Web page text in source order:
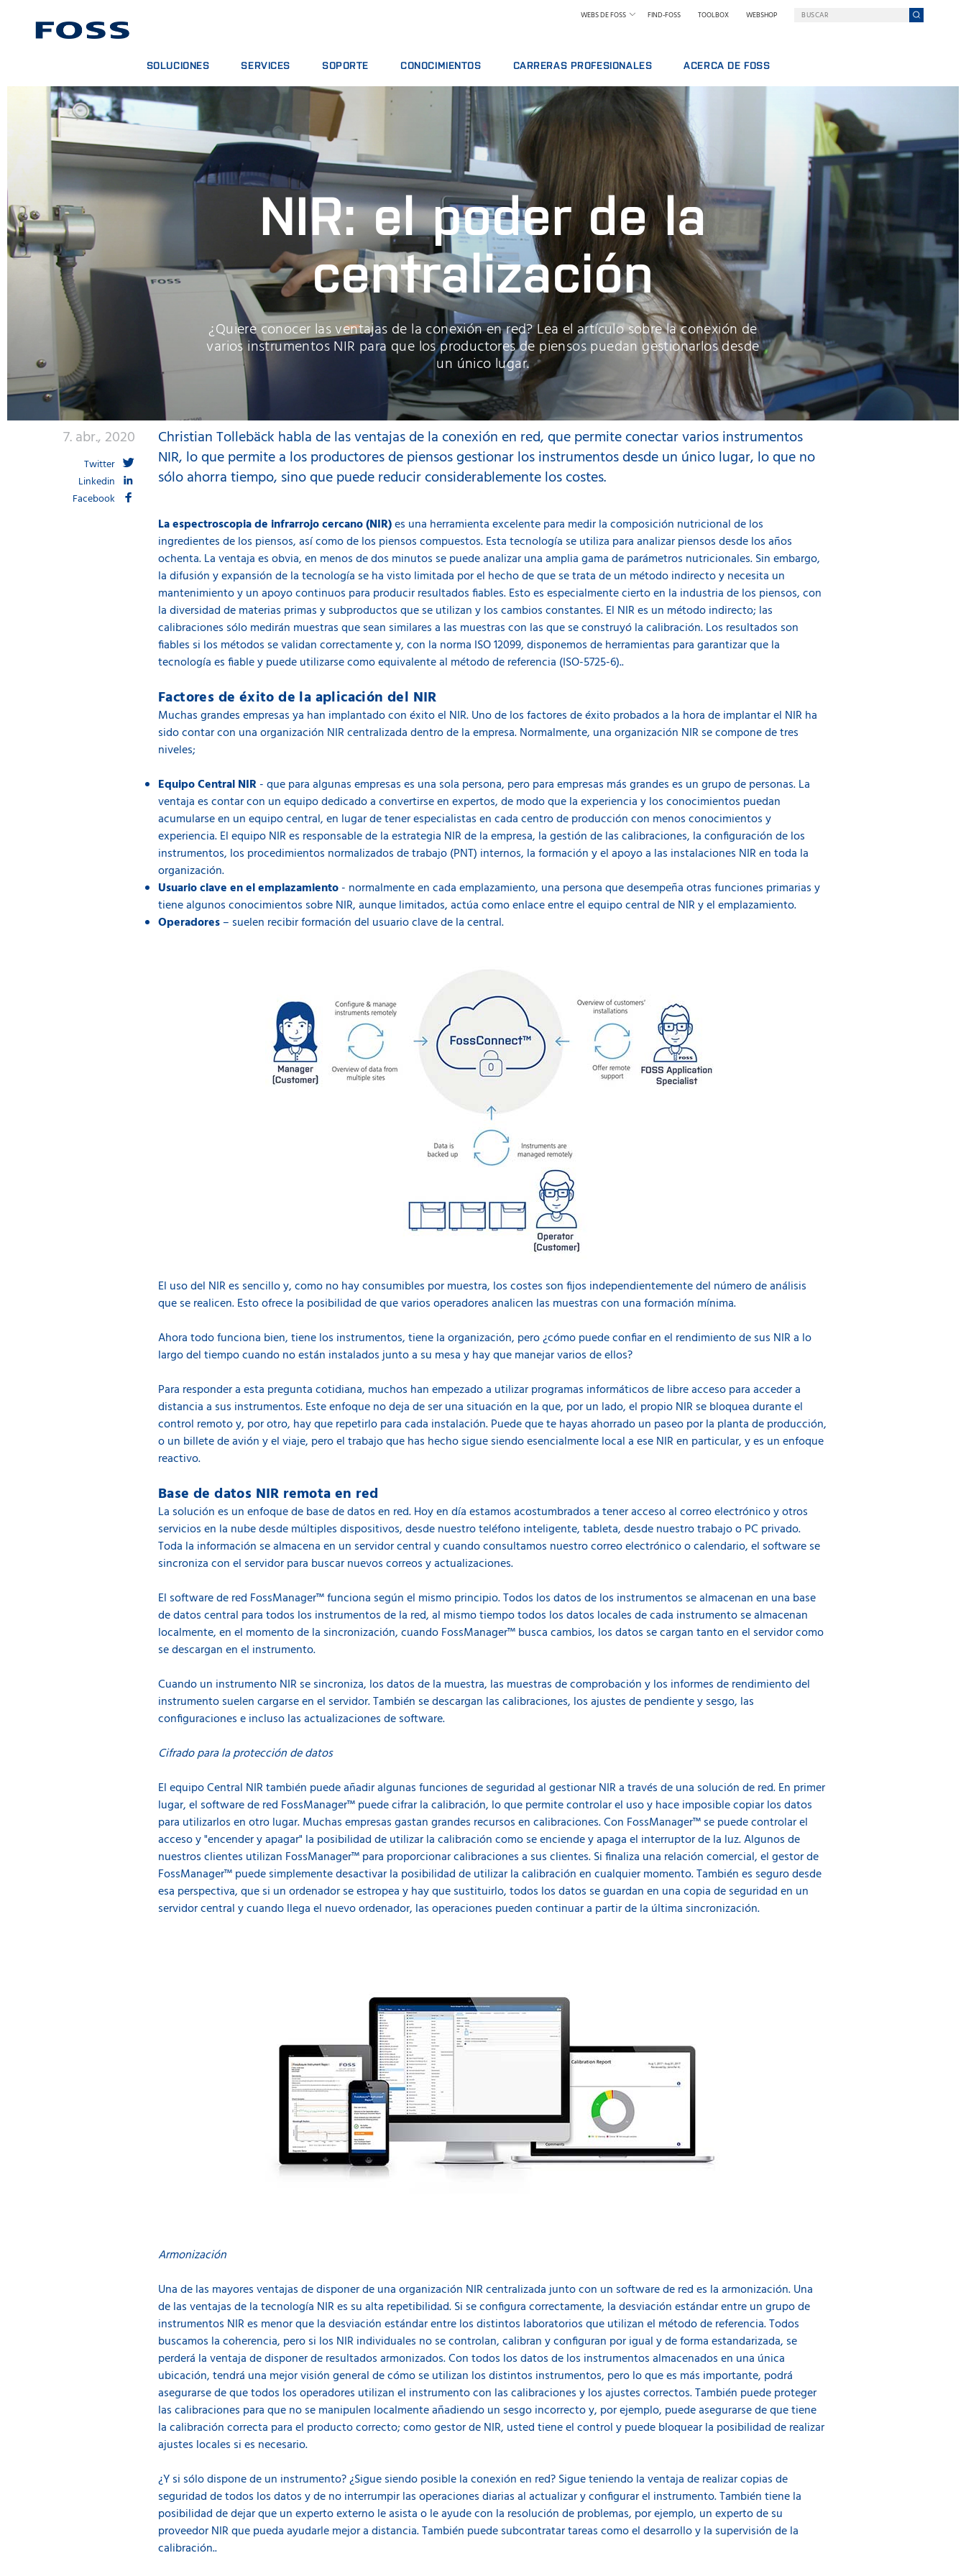
WEBS DE FOSS FIND-FOSS TOOLBOX WEBSHOP
SOLUCIONES
BUSCADOR DE PRODUCTOS
SERVICES
CONTRATOS DE SERVICIO
PAQUETES DE ANÁLISIS
CURSOS DE FORMACIÓN
SERVICIOS DIGITALES
CONSUMPIBLES, REACTIVOS Y PIEZAS DE RECAMBIO
SOPORTE
OFERTAS DE SERVICIO
INFORMAR DE INCIDENTE
CONTACTE CON EL SERVICIO DE SOPORTE
COMENTARIOS Y QUEJAS
CURSOS FORMATIVOS
CERTIFICADOS
CONOCIMIENTOS
PIENSOS Y FORRAJE
GRANO, HARINAS Y ACEITES
CARNE
ANÁLISIS DE LECHE CRUDA
VINO
CARRERAS PROFESIONALES
POR QUÉ TRABAJAR EN FOSS
ENCONTRAR UN PUESTO DE TRABAJO
CONOZCA A NUESTRO PERSONAL
CIENCIA Y TECNOLOGÍA
ESTUDIANTES
ACERCA DE FOSS
SOSTENIBILIDAD
PREMIOS NILS FOSS
FERIAS Y SEMINARIOS
NOTICIAS
PRENSA
POR QUÉ FOSS
TÉRMINOS Y POLÍTICAS
NIR: el poder de la
centralización
¿Quiere conocer las ventajas de la conexión en red? Lea el artículo sobre la conexión de
varios instrumentos NIR para que los productores de piensos puedan gestionarlos desde
un único lugar.
7. abr., 2020
Twitter
Linkedin
Facebook
Christian Tollebäck habla de las ventajas de la conexión en red, que permite conectar varios instrumentos
NIR, lo que permite a los productores de piensos gestionar los instrumentos desde un único lugar, lo que no
sólo ahorra tiempo, sino que puede reducir considerablemente los costes.
La espectroscopia de infrarrojo cercano (NIR)es una herramienta excelente para medir la composición nutricional de los
ingredientes de los piensos, así como de los piensos compuestos. Esta tecnología se utiliza para analizar piensos desde los años
ochenta. La ventaja es obvia, en menos de dos minutos se puede analizar una amplia gama de parámetros nutricionales. Sin embargo,
la difusión y expansión de la tecnología se ha visto limitada por el hecho de que se trata de un método indirecto y necesita un
mantenimiento y un apoyo continuos para producir resultados fiables. Esto es especialmente cierto en la industria de los piensos, con
la diversidad de materias primas y subproductos que se utilizan y los cambios constantes. El NIR es un método indirecto; las
calibraciones sólo medirán muestras que sean similares a las muestras con las que se construyó la calibración. Los resultados son
fiables si los métodos se validan correctamente y, con la norma ISO 12099, disponemos de herramientas para garantizar que la
tecnología es fiable y puede utilizarse como equivalente al método de referencia (ISO-5725-6)..
Factores de éxito de la aplicación del NIR
Muchas grandes empresas ya han implantado con éxito el NIR. Uno de los factores de éxito probados a la hora de implantar el NIR ha
sido contar con una organización NIR centralizada dentro de la empresa. Normalmente, una organización NIR se compone de tres
niveles;
Equipo Central NIR- que para algunas empresas es una sola persona, pero para empresas más grandes es un grupo de personas. La
ventaja es contar con un equipo dedicado a convertirse en expertos, de modo que la experiencia y los conocimientos puedan
acumularse en un equipo central, en lugar de tener especialistas en cada centro de producción con menos conocimientos y
experiencia. El equipo NIR es responsable de la estrategia NIR de la empresa, la gestión de las calibraciones, la configuración de los
instrumentos, los procedimientos normalizados de trabajo (PNT) internos, la formación y el apoyo a las instalaciones NIR en toda la
organización.
Usuario clave en el emplazamiento- normalmente en cada emplazamiento, una persona que desempeña otras funciones primarias y
tiene algunos conocimientos sobre NIR, aunque limitados, actúa como enlace entre el equipo central de NIR y el emplazamiento.
Operadores– suelen recibir formación del usuario clave de la central.
El uso del NIR es sencillo y, como no hay consumibles por muestra, los costes son fijos independientemente del número de análisis
que se realicen. Esto ofrece la posibilidad de que varios operadores analicen las muestras con una formación mínima.
Ahora todo funciona bien, tiene los instrumentos, tiene la organización, pero ¿cómo puede confiar en el rendimiento de sus NIR a lo
largo del tiempo cuando no están instalados junto a su mesa y hay que manejar varios de ellos?
Para responder a esta pregunta cotidiana, muchos han empezado a utilizar programas informáticos de libre acceso para acceder a
distancia a sus instrumentos. Este enfoque no deja de ser una situación en la que, por un lado, el propio NIR se bloquea durante el
control remoto y, por otro, hay que repetirlo para cada instalación. Puede que te hayas ahorrado un paseo por la planta de producción,
o un billete de avión y el viaje, pero el trabajo que has hecho sigue siendo esencialmente local a ese NIR en particular, y es un enfoque
reactivo.
Base de datos NIR remota en red
La solución es un enfoque de base de datos en red. Hoy en día estamos acostumbrados a tener acceso al correo electrónico y otros
servicios en la nube desde múltiples dispositivos, desde nuestro teléfono inteligente, tableta, desde nuestro trabajo o PC privado.
Toda la información se almacena en un servidor central y cuando consultamos nuestro correo electrónico o calendario, el software se
sincroniza con el servidor para buscar nuevos correos y actualizaciones.
El software de red FossManager™ funciona según el mismo principio. Todos los datos de los instrumentos se almacenan en una base
de datos central para todos los instrumentos de la red, al mismo tiempo todos los datos locales de cada instrumento se almacenan
localmente, en el momento de la sincronización, cuando FossManager™ busca cambios, los datos se cargan tanto en el servidor como
se descargan en el instrumento.
Cuando un instrumento NIR se sincroniza, los datos de la muestra, las muestras de comprobación y los informes de rendimiento del
instrumento suelen cargarse en el servidor. También se descargan las calibraciones, los ajustes de pendiente y sesgo, las
configuraciones e incluso las actualizaciones de software.
Cifrado para la protección de datos
El equipo Central NIR también puede añadir algunas funciones de seguridad al gestionar NIR a través de una solución de red. En primer
lugar, el software de red FossManager™ puede cifrar la calibración, lo que permite controlar el uso y hace imposible copiar los datos
para utilizarlos en otro lugar. Muchas empresas gastan grandes recursos en calibraciones. Con FossManager™ se puede controlar el
acceso y "encender y apagar" la posibilidad de utilizar la calibración como se enciende y apaga el interruptor de la luz. Algunos de
nuestros clientes utilizan FossManager™ para proporcionar calibraciones a sus clientes. Si finaliza una relación comercial, el gestor de
FossManager™ puede simplemente desactivar la posibilidad de utilizar la calibración en cualquier momento. También es seguro desde
esa perspectiva, que si un ordenador se estropea y hay que sustituirlo, todos los datos se guardan en una copia de seguridad en un
servidor central y cuando llega el nuevo ordenador, las operaciones pueden continuar a partir de la última sincronización.
Armonización
Una de las mayores ventajas de disponer de una organización NIR centralizada junto con un software de red es la armonización. Una
de las ventajas de la tecnología NIR es su alta repetibilidad. Si se configura correctamente, la desviación estándar entre un grupo de
instrumentos NIR es menor que la desviación estándar entre los distintos laboratorios que utilizan el método de referencia. Todos
buscamos la coherencia, pero si los NIR individuales no se controlan, calibran y configuran por igual y de forma estandarizada, se
perderá la ventaja de disponer de resultados armonizados. Con todos los datos de los instrumentos almacenados en una única
ubicación, tendrá una mejor visión general de cómo se utilizan los distintos instrumentos, pero lo que es más importante, podrá
asegurarse de que todos los operadores utilizan el instrumento con las calibraciones y los ajustes correctos. También puede proteger
las calibraciones para que no se manipulen localmente añadiendo un sesgo incorrecto y, por ejemplo, puede asegurarse de que tiene
la calibración correcta para el producto correcto; como gestor de NIR, usted tiene el control y puede bloquear la posibilidad de realizar
ajustes locales si es necesario.
¿Y si sólo dispone de un instrumento? ¿Sigue siendo posible la conexión en red? Sigue teniendo la ventaja de realizar copias de
seguridad de todos los datos y de no interrumpir las operaciones diarias al actualizar y configurar el instrumento. También tiene la
posibilidad de dejar que un experto externo le asista o le ayude con la resolución de problemas, por ejemplo, un experto de su
proveedor NIR que pueda ayudarle mejor a distancia. También puede subcontratar tareas como el desarrollo y la supervisión de la
calibración..